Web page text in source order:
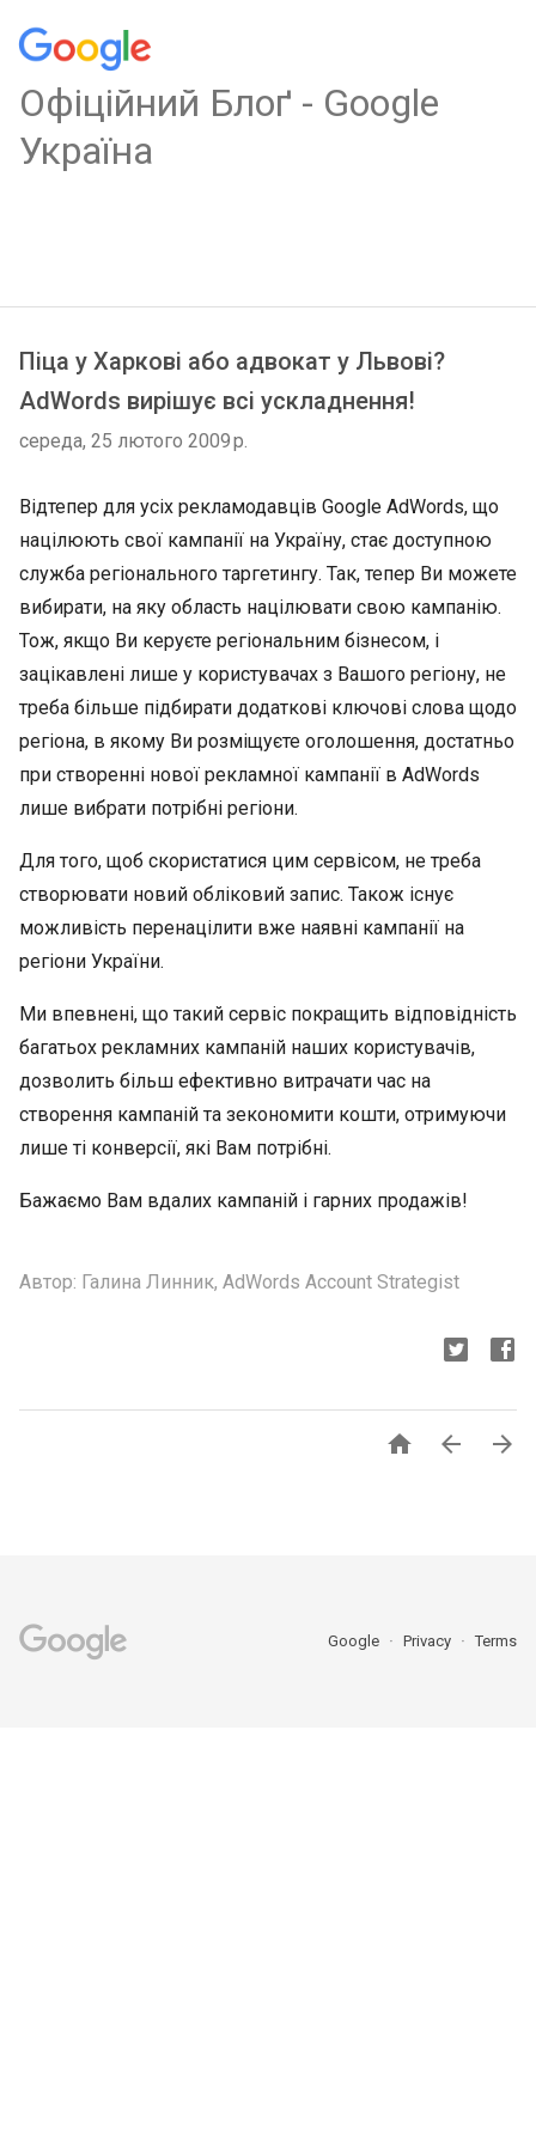
Oфіційний Блоґ - Google
Україна
Піца у Харкові або адвокат у Львові?
AdWords вирішує всі ускладнення!
середа, 25 лютого 2009 р.
Відтепер для усіх рекламодавців Google AdWords, що
націлюють свої кампанії на Україну, стає доступною
служба регіонального таргетингу. Так, тепер Ви можете
вибирати, на яку область націлювати свою кампанію.
Тож, якщо Ви керуєте регіональним бізнесом, і
зацікавлені лише у користувачах з Вашого регіону, не
треба більше підбирати додаткові ключові слова щодо
регіона, в якому Ви розміщуєте оголошення, достатньо
при створенні нової рекламної кампанії в AdWords
лише вибрати потрібні регіони.
Для того, щоб скористатися цим сервісом, не треба
створювати новий обліковий запис. Також існує
можливість перенацілити вже наявні кампанії на
регіони України.
Ми впевнені, що такий сервіс покращить відповідність
багатьох рекламних кампаній наших користувачів,
дозволить більш ефективно витрачати час на
створення кампаній та зекономити кошти, отримуючи
лише ті конверсії, які Вам потрібні.
Бажаємо Вам вдалих кампаній і гарних продажів!
Автор: Галина Линник, AdWords Account Strategist
  
Google Privacy Terms